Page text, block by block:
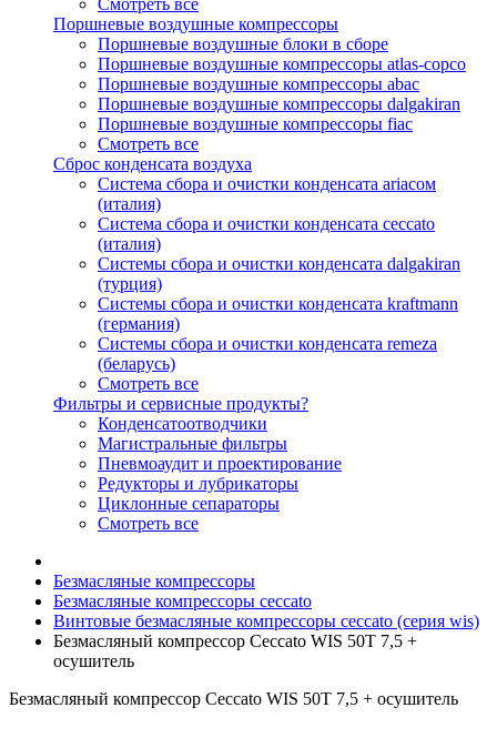
Смотреть все
Поршневые воздушные компрессоры
Поршневые воздушные блоки в сборе
Поршневые воздушные компрессоры atlas-copco
Поршневые воздушные компрессоры abac
Поршневые воздушные компрессоры dalgakiran
Поршневые воздушные компрессоры fiac
Смотреть все
Сброс конденсата воздуха
Система сбора и очистки конденсата ariacом
(италия)
Система сбора и очистки конденсата ceccato
(италия)
Системы сбора и очистки конденсата dalgakiran
(турция)
Системы сбора и очистки конденсата kraftmann
(германия)
Системы сбора и очистки конденсата remeza
(беларусь)
Смотреть все
Фильтры и сервисные продукты?
Конденсатоотводчики
Магистральные фильтры
Пневмоаудит и проектирование
Редукторы и лубрикаторы
Циклонные сепараторы
Смотреть все
Безмасляные компрессоры
Безмасляные компрессоры ceccato
Винтовые безмасляные компрессоры ceccato (серия wis)
Безмасляный компрессор Ceccato WIS 50T 7,5 +
осушитель
Безмасляный компрессор Ceccato WIS 50T 7,5 + осушитель